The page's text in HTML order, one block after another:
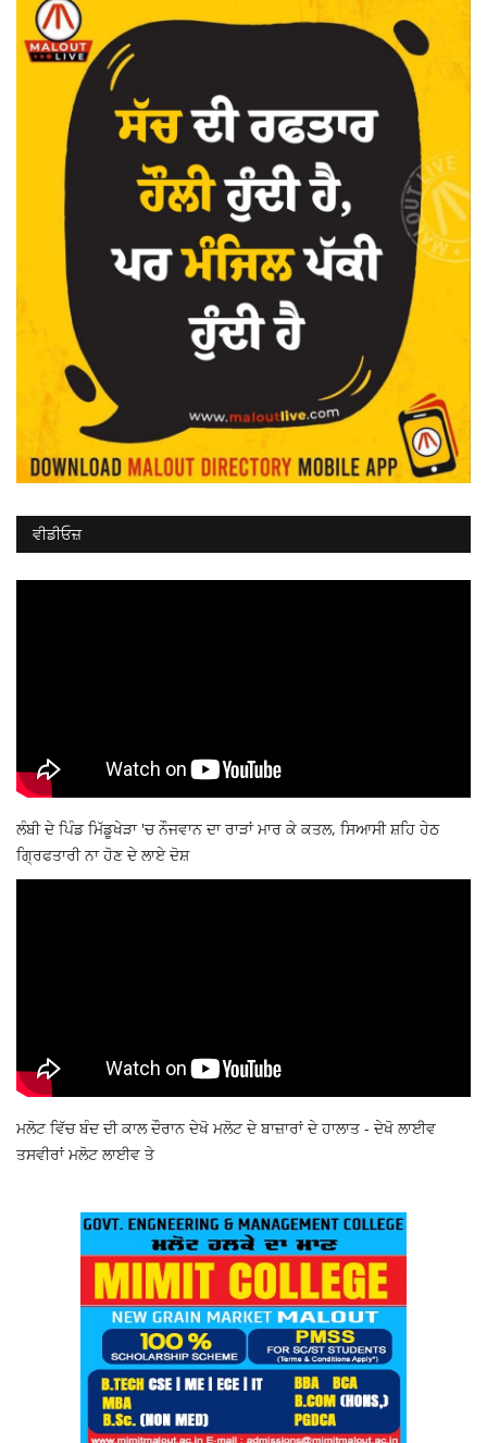
ਵੀਡੀਓਜ਼
ਲੰਬੀ ਦੇ ਪਿੰਡ ਮਿੱਡੂਖੇੜਾ 'ਚ ਨੌਜਵਾਨ ਦਾ ਰਾੜਾਂ ਮਾਰ ਕੇ ਕਤਲ, ਸਿਆਸੀ ਸ਼ਹਿ ਹੇਠ
ਗ੍ਰਿਫਤਾਰੀ ਨਾ ਹੋਣ ਦੇ ਲਾਏ ਦੋਸ਼
ਮਲੋਟ ਵਿੱਚ ਬੰਦ ਦੀ ਕਾਲ ਦੌਰਾਨ ਦੇਖੋ ਮਲੋਟ ਦੇ ਬਾਜ਼ਾਰਾਂ ਦੇ ਹਾਲਾਤ - ਦੇਖੋ ਲਾਈਵ
ਤਸਵੀਰਾਂ ਮਲੋਟ ਲਾਈਵ ਤੇ